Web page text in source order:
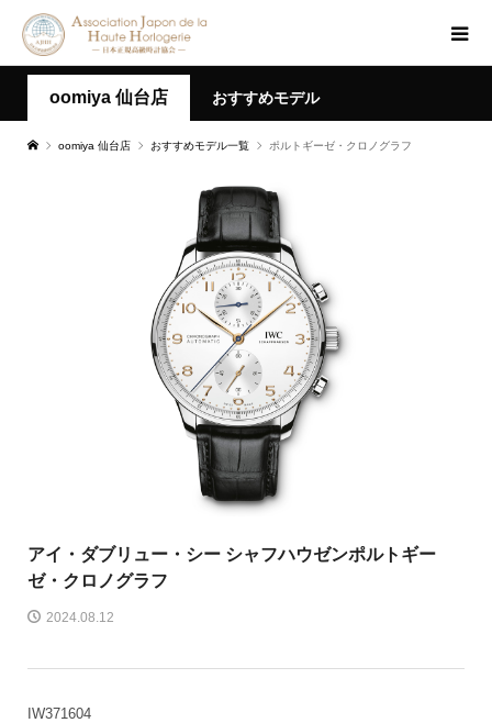
oomiya 仙台店 おすすめモデル
oomiya 仙台店 おすすめモデル一覧 ポルトギーゼ・クロノグラフ
アイ・ダブリュー・シー シャフハウゼンポルトギー
ゼ・クロノグラフ
2024.08.12
IW371604